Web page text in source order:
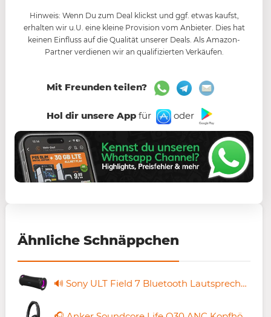
Hinweis: Wenn Du zum Deal klickst und ggf. etwas kaufst,
erhalten wir u.U. eine kleine Provision vom Anbieter. Dies hat
keinen Einfluss auf die Qualität unserer Deals. Als Amazon-
Partner verdienen wir an qualifizierten Verkäufen.
Mit Freunden teilen?
Hol dir unsere Appfür oder
Ähnliche Schnäppchen
🔊 Sony ULT Field 7 Bluetooth Lautsprecher für 204€ (statt 255€)